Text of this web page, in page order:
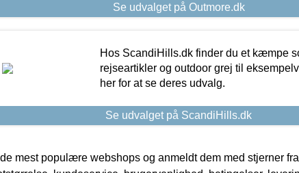
Se udvalget på Outmore.dk
Hos ScandiHills.dk finder du et kæmpe
rejseartikler og outdoor grej til
her for at se deres udvalg.
Se udvalget på ScandiHills.dk
mest populære webshops og anmeldt dem med stjerner